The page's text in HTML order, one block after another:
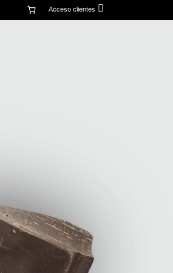
Acceso clientes
cuenta